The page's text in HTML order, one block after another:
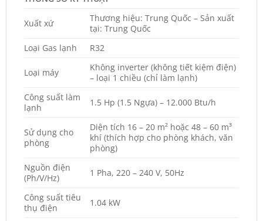
Xuất xứ
Thương hiệu: Trung Quốc – Sản xuất
tại: Trung Quốc
Loại Gas lạnh
R32
Loại máy
Không inverter (không tiết kiệm điện)
– loại 1 chiều (chỉ làm lạnh)
Công suất làm
lạnh
1.5 Hp (1.5 Ngựa) – 12.000 Btu/h
Sử dụng cho
phòng
Diện tích 16 – 20 m² hoặc 48 – 60 m³
khí (thích hợp cho phòng khách, văn
phòng)
Nguồn điện
(Ph/V/Hz)
1 Pha, 220 – 240 V, 50Hz
Công suất tiêu
thụ điện
1.04 kW